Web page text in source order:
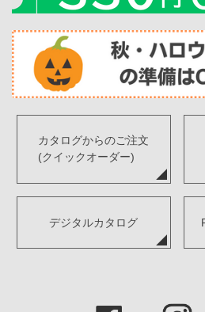
カタログからのご注文
(クイックオーダー)
デジタルカタログ